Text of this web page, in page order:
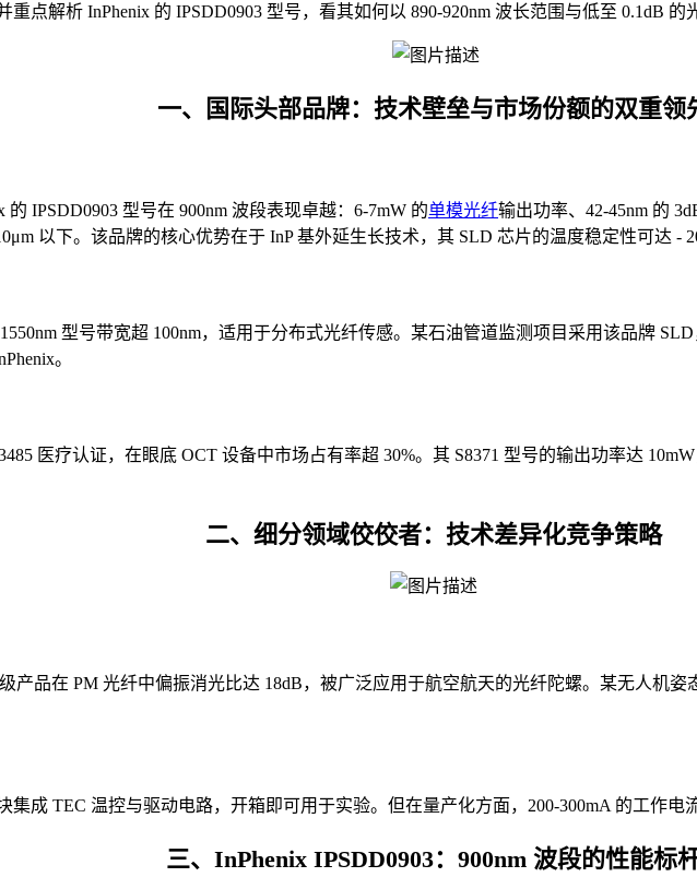
点解析 InPhenix 的 IPSDD0903 型号，看其如何以 890-920nm 波长范围与低至 0.1dB
一、国际头部品牌：技术壁垒与市场份额的双重领
IPSDD0903 型号在 900nm 波段表现卓越：6-7mW 的单模光纤输出功率、42-45nm 的
以下。该品牌的核心优势在于 InP 基外延生长技术，其 SLD 芯片的温度稳定性可达
型号带宽超 100nm，适用于分布式光纤传感。某石油管道监测项目采用该品牌
。
医疗认证，在眼底 OCT 设备中市场占有率超 30%。其 S8371 型号的输出功率达
二、 细分领域佼佼者：技术差异化竞争策略
产品在 PM 光纤中偏振消光比达 18dB，被广泛应用于航空航天的光纤陀螺。某无人机
成 TEC 温控与驱动电路，开箱即可用于实验。但在量产化方面，200-300mA 的工作电
三、 InPhenix IPSDD0903：900nm 波段的性能标